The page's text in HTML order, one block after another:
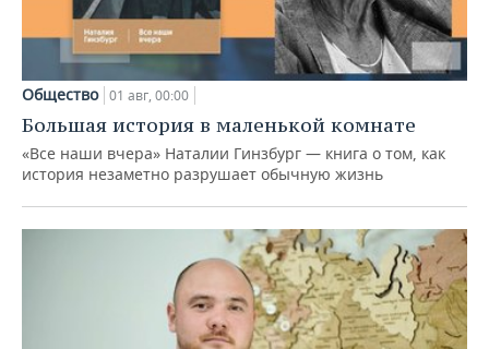
Общество 01 авг, 00:00
Большая история в маленькой комнате
«Все наши вчера» Наталии Гинзбург — книга о том, как
история незаметно разрушает обычную жизнь